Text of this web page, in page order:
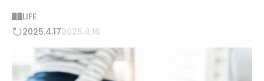
LIFE
2025.4.172025.4.16